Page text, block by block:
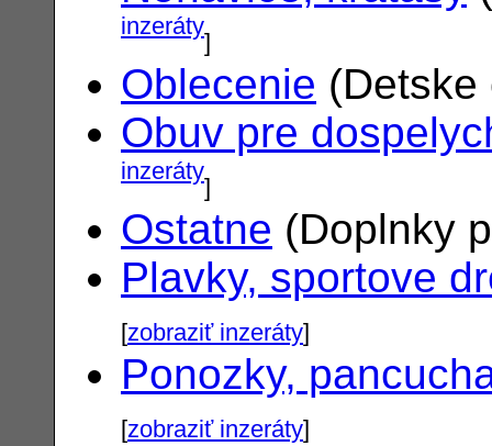
inzeráty]
Oblecenie
Obuv pre
inzeráty]
Ostatne (Doplnky
Plavky, sportove
[zobraziť inzeráty]
Ponozky,
[zobraziť inzeráty]